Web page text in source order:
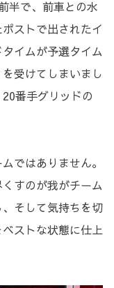
半で、前車との水
ストで出されたイ
イムが予選タイム
受けてしまいまし
番手グリッドの
ではありません。
すのが我がチーム
そして気持ちを切
ストな状態に仕上